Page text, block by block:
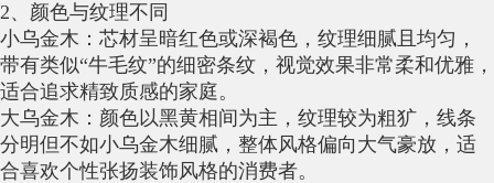
2、颜色与纹理不同
小乌金木：芯材呈暗红色或深褐色，纹理细腻且均匀，
带有类似“牛毛纹”的细密条纹，视觉效果非常柔和优雅，
适合追求精致质感的家庭。
大乌金木：颜色以黑黄相间为主，纹理较为粗犷，线条
分明但不如小乌金木细腻，整体风格偏向大气豪放，适
合喜欢个性张扬装饰风格的消费者。